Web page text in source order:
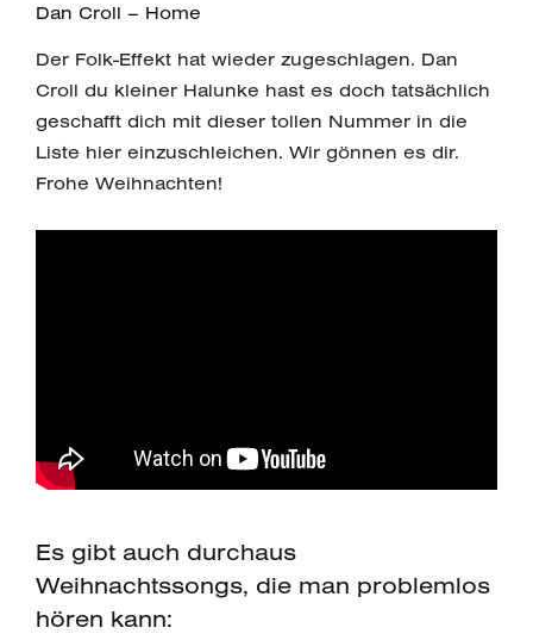
Dan Croll – Home
Der Folk-Effekt hat wieder zugeschlagen. Dan
Croll du kleiner Halunke hast es doch tatsächlich
geschafft dich mit dieser tollen Nummer in die
Liste hier einzuschleichen. Wir gönnen es dir.
Frohe Weihnachten!
Es gibt auch durchaus
Weihnachtssongs, die man problemlos
hören kann: